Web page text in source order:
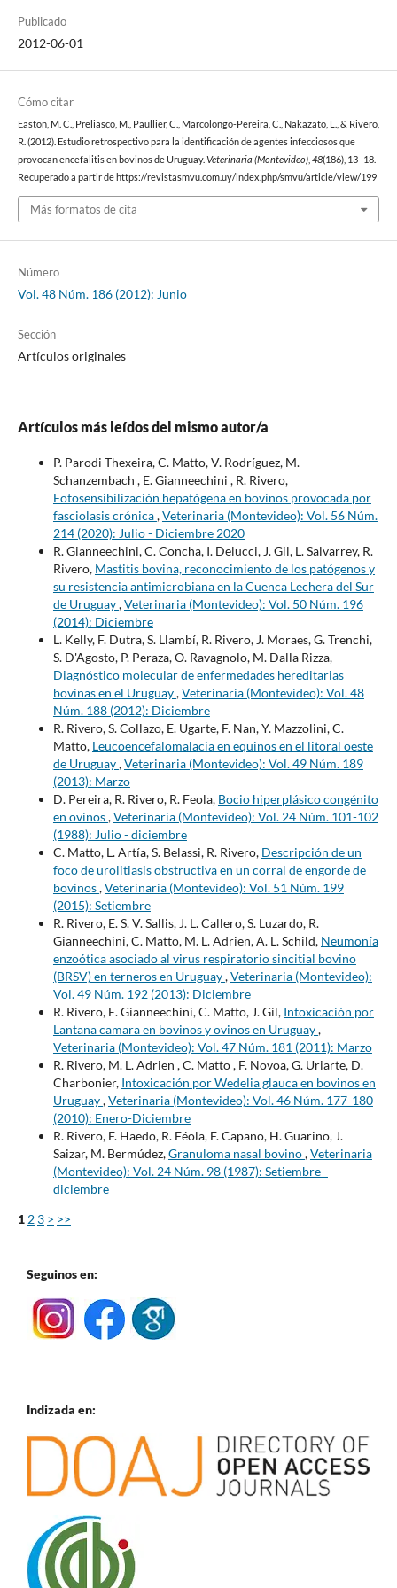
Publicado
2012-06-01
Cómo citar
Easton, M. C., Preliasco, M., Paullier, C., Marcolongo-Pereira, C., Nakazato, L., & Rivero,
R. (2012). Estudio retrospectivo para la identificación de agentes infecciosos que
provocan encefalitis en bovinos de Uruguay. Veterinaria (Montevideo), 48(186), 13–18.
Recuperado a partir de https://revistasmvu.com.uy/index.php/smvu/article/view/199
Más formatos de cita
Número
Vol. 48 Núm. 186 (2012): Junio
Sección
Artículos originales
Artículos más leídos del mismo autor/a
P. Parodi Thexeira, C. Matto, V. Rodríguez, M.
Schanzembach , E. Gianneechini , R. Rivero,
Fotosensibilización hepatógena en bovinos provocada por
fasciolasis crónica,Veterinaria (Montevideo): Vol. 56 Núm.
214 (2020): Julio - Diciembre 2020
R. Gianneechini, C. Concha, I. Delucci, J. Gil, L. Salvarrey, R.
Rivero, Mastitis bovina, reconocimiento de los patógenos y
su resistencia antimicrobiana en la Cuenca Lechera del Sur
de Uruguay,Veterinaria (Montevideo): Vol. 50 Núm. 196
(2014): Diciembre
L. Kelly, F. Dutra, S. Llambí, R. Rivero, J. Moraes, G. Trenchi,
S. D'Agosto, P. Peraza, O. Ravagnolo, M. Dalla Rizza,
Diagnóstico molecular de enfermedades hereditarias
bovinas en el Uruguay,Veterinaria (Montevideo): Vol. 48
Núm. 188 (2012): Diciembre
R. Rivero, S. Collazo, E. Ugarte, F. Nan, Y. Mazzolini, C.
Matto, Leucoencefalomalacia en equinos en el litoral oeste
de Uruguay,Veterinaria (Montevideo): Vol. 49 Núm. 189
(2013): Marzo
D. Pereira, R. Rivero, R. Feola, Bocio hiperplásico congénito
en ovinos,Veterinaria (Montevideo): Vol. 24 Núm. 101-102
(1988): Julio - diciembre
C. Matto, L. Artía, S. Belassi, R. Rivero, Descripción de un
foco de urolitiasis obstructiva en un corral de engorde de
bovinos,Veterinaria (Montevideo): Vol. 51 Núm. 199
(2015): Setiembre
R. Rivero, E. S. V. Sallis, J. L. Callero, S. Luzardo, R.
Gianneechini, C. Matto, M. L. Adrien, A. L. Schild, Neumonía
enzoótica asociado al virus respiratorio sincitial bovino
(BRSV) en terneros en Uruguay,Veterinaria (Montevideo):
Vol. 49 Núm. 192 (2013): Diciembre
R. Rivero, E. Gianneechini, C. Matto, J. Gil, Intoxicación por
Lantana camara en bovinos y ovinos en Uruguay,
Veterinaria (Montevideo): Vol. 47 Núm. 181 (2011): Marzo
R. Rivero, M. L. Adrien , C. Matto , F. Novoa, G. Uriarte, D.
Charbonier, Intoxicación por Wedelia glauca en bovinos en
Uruguay,Veterinaria (Montevideo): Vol. 46 Núm. 177-180
(2010): Enero-Diciembre
R. Rivero, F. Haedo, R. Féola, F. Capano, H. Guarino, J.
Saizar, M. Bermúdez,Granuloma nasal bovino,Veterinaria
(Montevideo): Vol. 24 Núm. 98 (1987): Setiembre -
diciembre
1 2 3 > >>
Seguinos en:
Indizada en: